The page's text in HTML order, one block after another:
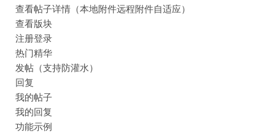
查看帖子详情（本地附件远程附件自适应）
查看版块
注册登录
热门精华
发帖（支持防灌水）
回复
我的帖子
我的回复
功能示例